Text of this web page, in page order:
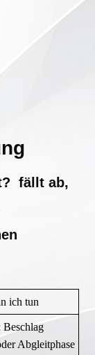
fällt ab,
ich tun
Beschlag
Abgleitphase